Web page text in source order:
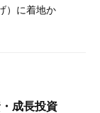
）に着地か
成長投資